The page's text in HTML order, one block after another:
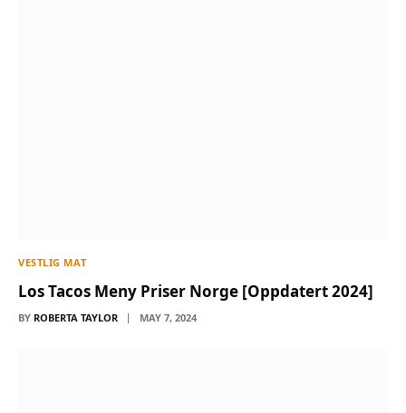
VESTLIG MAT
Los Tacos Meny Priser Norge [Oppdatert 2024]
BY ROBERTA TAYLOR MAY 7, 2024